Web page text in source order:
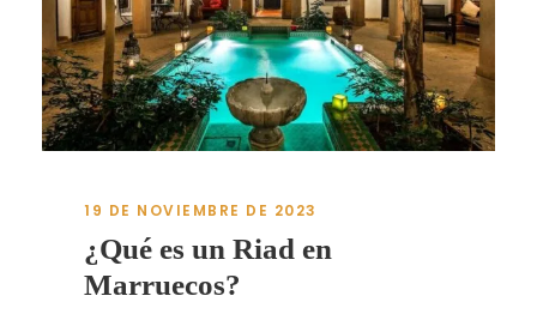
19 DE NOVIEMBRE DE 2023
¿Qué es un Riad en
Marruecos?